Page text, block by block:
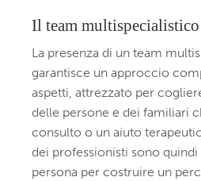
Il team multispecialistico
La presenza di un team
garantisce un approccio
aspetti, attrezzato per
delle persone e dei familiari
consulto o un aiuto
dei professionisti sono quindi
persona per costruire un